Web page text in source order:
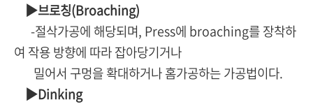
▶브로칭(Broaching)
-절삭가공에 해당되며, Press에 broaching를 장착하
여 작용 방향에 따라 잡아당기거나
밀어서 구멍을 확대하거나 홈가공하는 가공법이다.
▶Dinking